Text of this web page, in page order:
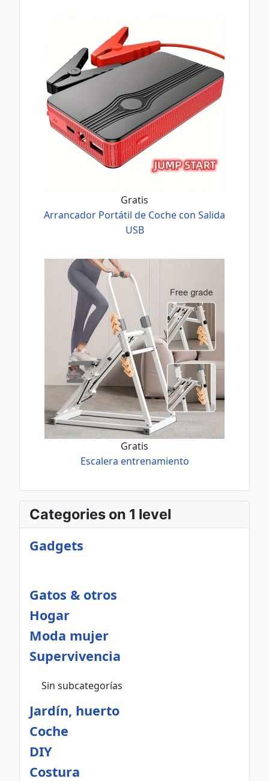
Gratis
Arrancador Portátil de Coche con Salida
USB
Gratis
Escalera entrenamiento
Categories on 1 level
Gadgets
Gatos & otros
Hogar
Moda mujer
Supervivencia
Sin subcategorías
Jardín, huerto
Coche
DIY
Costura